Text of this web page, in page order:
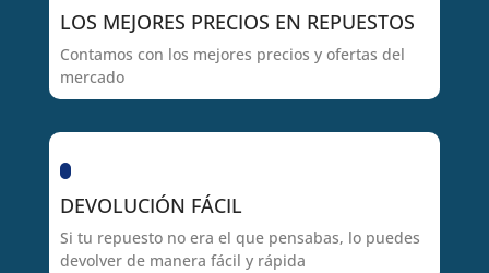
LOS MEJORES PRECIOS EN REPUESTOS
Contamos con los mejores precios y ofertas del
mercado
DEVOLUCIÓN FÁCIL
Si tu repuesto no era el que pensabas, lo puedes
devolver de manera fácil y rápida